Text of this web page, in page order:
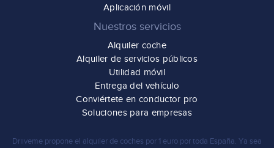
Aplicación móvil
Nuestros servicios
Alquiler coche
Alquiler de servicios públicos
Utilidad móvil
Entrega del vehículo
Conviértete en conductor pro
Soluciones para empresas
Driiveme propone el alquiler de coches por 1 euro por toda España. Ya sea